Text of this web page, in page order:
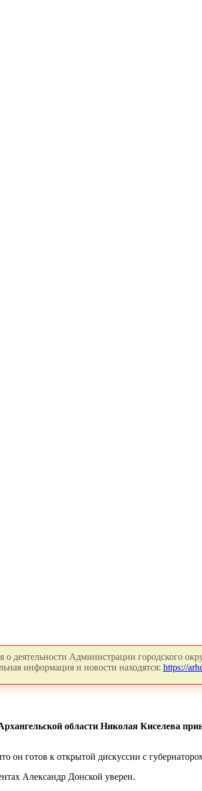
о деятельности Администрации городского
информация и новости находятся: https://
области Николая Киселева
он готов к открытой дискуссии с
Александр Донской уверен.